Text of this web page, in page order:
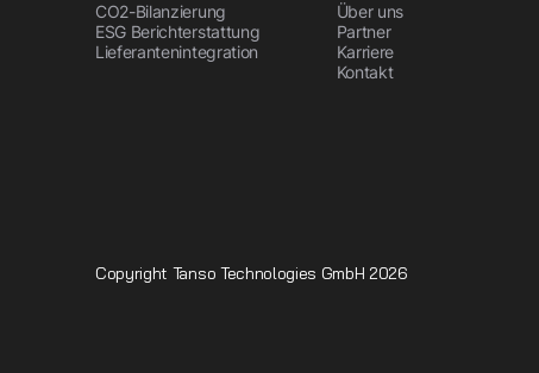
CO2-Bilanzierung
ESG Berichterstattung
Lieferantenintegration
Über uns
Partner
Karriere
Kontakt
Copyright Tanso Technologies GmbH 2026